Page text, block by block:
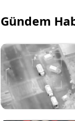
Gündem